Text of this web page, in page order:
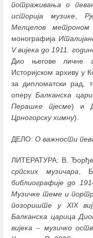
потраживања о
историја музике,
Мелцелов метроном
монографија
V вијека до 1911.
Дио његове личне
Историјском архиву у
за дипломатски рад,
оперуБалканска
Перашке пјесме) и
Црногорску химну).
ДЕЛО: О важности
ЛИТЕРАТУРА: В.
српских музичара ,
библиографије до
Музичке теме и
позориште у XIX
Балканска царица
вијека– музичко